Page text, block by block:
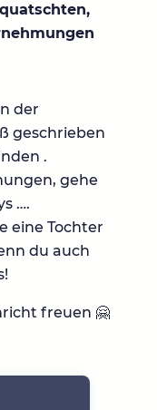
der
geschrieben
.
gehe
….
eine Tochter
du auch
freuen 🤗